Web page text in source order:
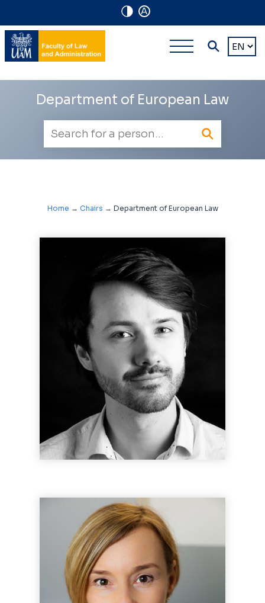
A
Navigation
shortcuts
Main
multi-
level
Choose
Department of European Law
search
Home → Chairs → Department of European Law